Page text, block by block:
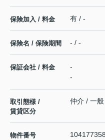
保険加入 / 料金 有 / -
保険名 / 保険期間 - / -
保証会社 / 料金
-
-
取引態様 /
賃貸区分
仲介 / 一般
物件番号 104177358